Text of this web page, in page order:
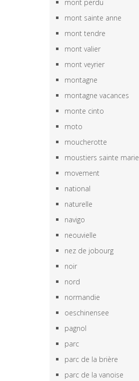
mont perdu
mont sainte anne
mont tendre
mont valier
mont veyrier
montagne
montagne vacances
monte cinto
moto
moucherotte
moustiers sainte marie
movement
national
naturelle
navigo
neouvielle
nez de jobourg
noir
nord
normandie
oeschinensee
pagnol
parc
parc de la brière
parc de la vanoise